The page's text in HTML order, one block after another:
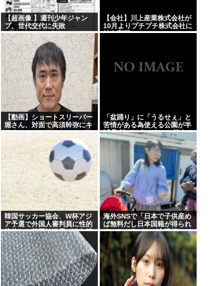
【超画像 】週刊少年ジャン
プ、世代交代に失敗
【会社】川上産業株式会社が
10月よりプチプチ株式会社に
社名変更
【動画】ショートスリーパー
堀さん、対面で高須幹弥にキ
レる
「盆踊り」に「うるせぇ」と
苦情がある為使える公園が半
減 取材ではうるさいと答える
住民はおらず こどおじみたい
のが電話してんだろな
韓国サッカー協会、W杯アジ
ア予選で外国人審判員に性的
接待か…韓国放送局が独占報
道
海外SNSで「日本で子供産め
ば無料だし日本国籍が得られ
る」というデマが大流行して
いた…:・